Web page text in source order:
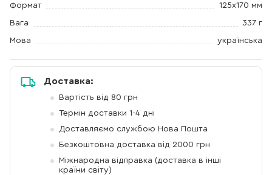
Формат 125x170 мм
Вага 337 г
Мова українська
Доставка:
Вартість від 80 грн
Термін доставки 1-4 дні
Доставляємо службою Нова Пошта
Безкоштовна доставка від 2000 грн
Міжнародна відправка (доставка в інші
країни світу)